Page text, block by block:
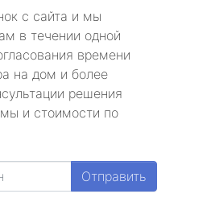
с сайта и мы
в течении одной
времени
на дом и более
решения
и стоимости по
Отправить